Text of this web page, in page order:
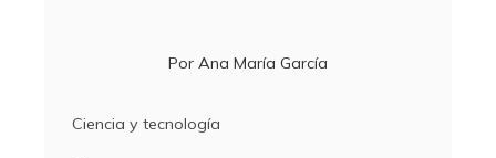
Por Ana María García
Ciencia y tecnología